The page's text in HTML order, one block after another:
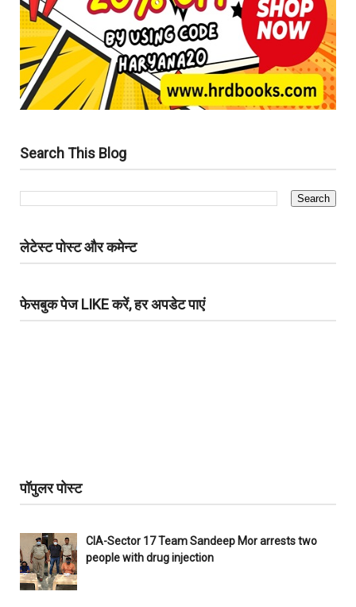
Search This Blog
लेटेस्ट पोस्ट और कमेन्ट
फेसबुक पेज LIKE करें, हर अपडेट पाएं
पॉपुलर पोस्ट
CIA-Sector 17 Team Sandeep Mor arrests two
people with drug injection